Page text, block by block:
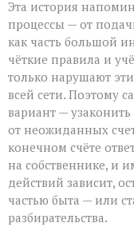
Эта история
процессы — от
как часть большой
чёткие правила и
только нарушают
всей сети. Поэтому
вариант —
от неожиданных
конечном счёте
на собственнике, и
действий зависит,
частью быта — или
разбирательства.